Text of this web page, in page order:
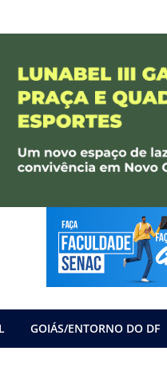
GOIÁS/ENTORNO DO DF